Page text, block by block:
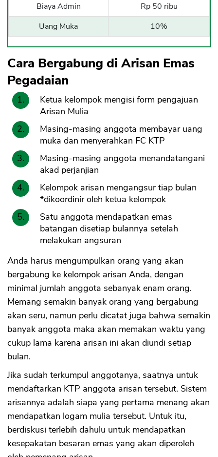
Biaya Admin
Rp 50 ribu
Uang Muka
10%
Cara Bergabung di Arisan Emas
Pegadaian
Ketua kelompok mengisi form pengajuan
Arisan Mulia
Masing-masing anggota membayar uang
muka dan menyerahkan FC KTP
Masing-masing anggota menandatangani
akad perjanjian
Kelompok arisan mengangsur tiap bulan
*dikoordinir oleh ketua kelompok
Satu anggota mendapatkan emas
batangan disetiap bulannya setelah
melakukan angsuran
Anda harus mengumpulkan orang yang akan
bergabung ke kelompok arisan Anda, dengan
minimal jumlah anggota sebanyak enam orang.
Memang semakin banyak orang yang bergabung
akan seru, namun perlu dicatat juga bahwa semakin
banyak anggota maka akan memakan waktu yang
cukup lama karena arisan ini akan diundi setiap
bulan.
Jika sudah terkumpul anggotanya, saatnya untuk
mendaftarkan KTP anggota arisan tersebut. Sistem
arisannya adalah siapa yang pertama menang akan
mendapatkan logam mulia tersebut. Untuk itu,
berdiskusi terlebih dahulu untuk mendapatkan
kesepakatan besaran emas yang akan diperoleh